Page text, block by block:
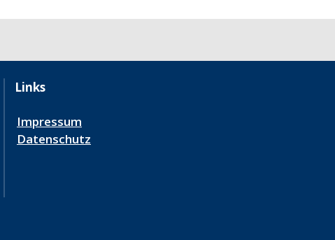
Links
Impressum
Datenschutz